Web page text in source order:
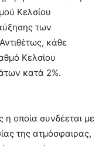
Κελσίου
των
κάθε
Κελσίου
κατά 2%.
η οποία συνδέεται με
της ατμόσφαιρας,